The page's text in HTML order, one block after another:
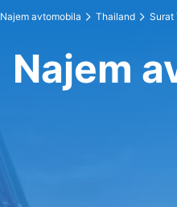
Najem avtomobila Thailand Surat
Najem